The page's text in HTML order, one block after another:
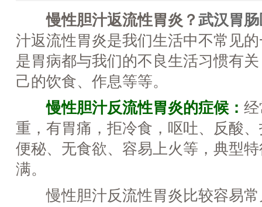
慢性胆汁返流性胃炎？ 武汉胃
汁返流性胃炎是我们生活中不常见
是胃病都与我们的不良生活习惯有
己的饮食、作息等等。
慢性胆汁反流性胃炎的症候：
重，有胃痛，拒冷食，呕吐、反酸
便秘、无食欲、容易上火等，典型
满。
慢性胆汁反流性胃炎比较容易常